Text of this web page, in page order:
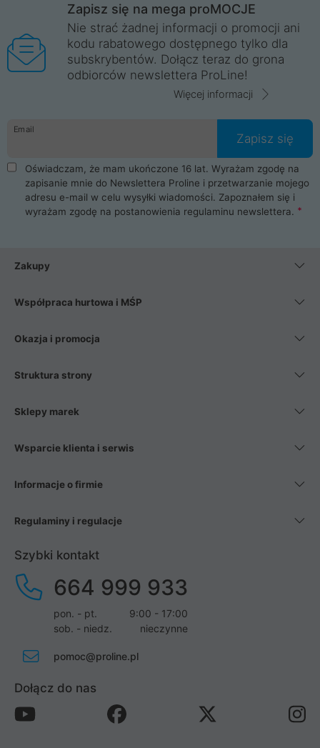
Wrocław, Poznań, Legnica, Katowice, Gliwice, Kalisz, Bytom,
Trzebnica, Opole. Szybka i profesjonalna obsługa!
ProLine to polska firma ze 100% polskim kapitałem. Działamy
legalnie i płacimy podatki w naszym kraju! Posiadamy siedzibę
główną w Mirkowie oraz salony na terenie kraju. Cała
komunikacja ze sklepem komputerowym ProLine jest
danych osobowych. Dlatego zakup notebooka albo laptopa w
ProLine to czysta przyjemność i pełne bezpieczeństwo.
Zaopatrzysz się u nas w akcesoria i części komputerowe
takie jak procesory, karty graficzne, płyty główne, pamięci,
dyski SSD, M.2 oraz HDD. Nasi pracownicy pomogą Ci wybrać
najlepszy zasilacz komputerowy oraz obudowę do komputera.
Poza komputerami mamy również najlepsze na rynku
Smartfony takich producentów jak Xiaomi, Apple, Samsung i
wentylatory. Na koniec mając już to wszystko, możesz
Zapisz się na mega proMOCJE
Nie strać żadnej informacji o promocji ani
kodu rabatowego dostępnego tylko dla
subskrybentów. Dołącz teraz do grona
odbiorców newslettera ProLine!
Więcej informacji
Email
Zapisz się
Oświadczam, że mam ukończone 16 lat. Wyrażam zgodę na
zapisanie mnie do Newslettera Proline i przetwarzanie mojego
adresu e-mail w celu wysyłki wiadomości. Zapoznałem się i
wyrażam zgodę na postanowienia regulaminu newslettera.
Zakupy
Współpraca hurtowa i MŚP
Okazja i promocja
Struktura strony
Sklepy marek
Wsparcie klienta i serwis
Informacje o firmie
Regulaminy i regulacje
Szybki kontakt
664 999 933
pon. - pt.
9:00 - 17:00
sob. - niedz.
nieczynne
pomoc@proline.pl
Dołącz do nas